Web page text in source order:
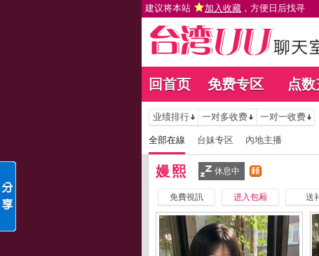
建议将本站 加入收藏 ，方便日后找寻
回首页 免费专区 点
业绩排行 一对多收费 一对一收费
全部在線 台妹专区 內地主播
嫚熙 休息中
免費視訊 进入包厢 送